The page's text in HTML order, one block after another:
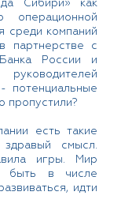
Сибири» как
операционной
среди компаний
партнерстве с
России и
потенциальные
пропустили?
есть такие
смысл.
игры. Мир
быть в числе
идти